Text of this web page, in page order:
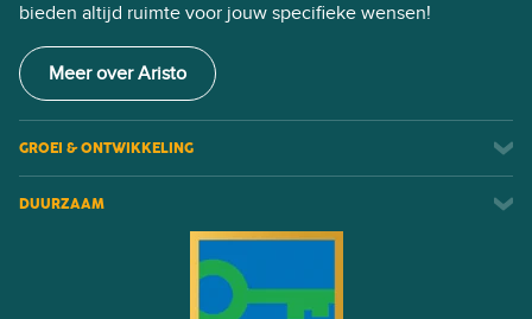
bieden altijd ruimte voor jouw specifieke wensen!
Meer over Aristo
GROEI & ONTWIKKELING
DUURZAAM